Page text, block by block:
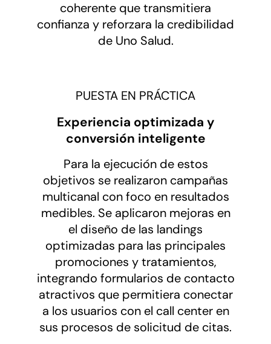
coherente que transmitiera
confianza y reforzara la credibilidad
de Uno Salud.
PUESTA EN PRÁCTICA
Experiencia optimizada y
conversión inteligente
Para la ejecución de estos
objetivos se realizaron campañas
multicanal con foco en resultados
medibles. Se aplicaron mejoras en
el diseño de las landings
optimizadas para las principales
promociones y tratamientos,
integrando formularios de contacto
atractivos que permitiera conectar
a los usuarios con el call center en
sus procesos de solicitud de citas.